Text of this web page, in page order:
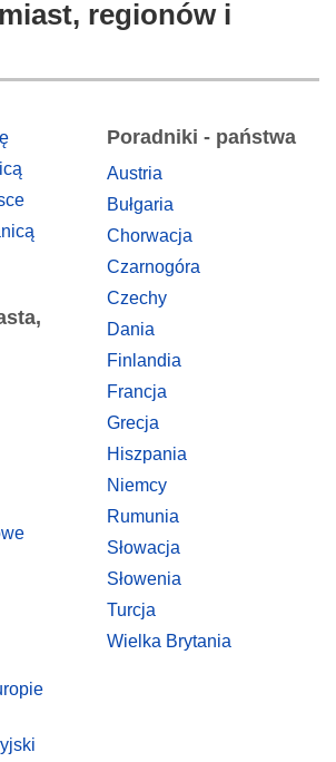
regionów i
Poradniki - państwa
Austria
Bułgaria
Chorwacja
Czarnogóra
Czechy
Dania
Finlandia
Francja
Grecja
Hiszpania
Niemcy
Rumunia
Słowacja
Słowenia
Turcja
Wielka Brytania